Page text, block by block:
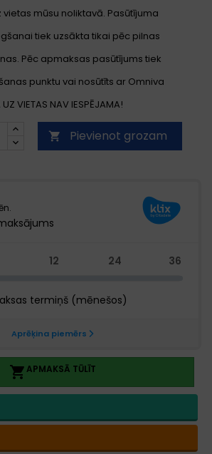
mūsu noliktavā. Pasūtījuma
tiek uzsākta tikai pēc pilnas
Pēc apmaksas pasūtījums tiek
punktu vai nosūtīts ar Omniva
VIETAS NAV IESPĒJAMA!
 Pievienot grozam
APMAKSĀ TŪLĪT